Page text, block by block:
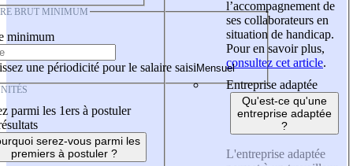
BRUT MINIMUM
minimum
une périodicité pour le salaire saisi
parmi les 1ers à postuler
serez-vous parmi les
premiers à postuler ?
l’accompagnement de
ses collaborateurs en
situation de handicap.
Pour en savoir plus,
consultez cet article.
Entreprise adaptée
Qu'est-ce qu'une
entreprise adaptée
?
L'entreprise adaptée